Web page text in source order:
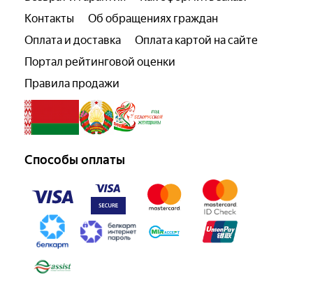
Контакты
Об обращениях граждан
Оплата и доставка
Оплата картой на сайте
Портал рейтинговой оценки
Правила продажи
Способы оплаты